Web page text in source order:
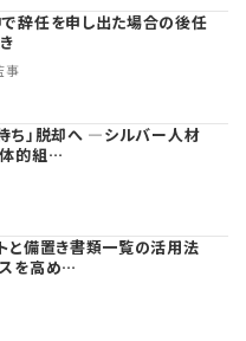
note
箋
問一答
の人事戦略
定される指摘事項
ビュー
談室
辞任を申し出た場合の後任
事
ち」脱却へ ―シルバー人材
的組…
と備置き書類一覧の活用法
を高め…